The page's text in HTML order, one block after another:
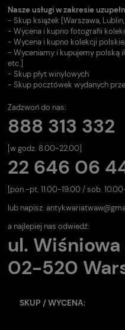
Nasze usługi w zakresie
- Skup książek [Warszawa,
- Wycena i kupno fotografii
- Wycena i kupno kolekcji
- Wyceniamy i kupujemy polską
etc.]
- Skup płyt winylowych
- Skup pocztówek wydanych
Zadzwoń do nas:
888 313 332
[w godz. 8.00-22.00]
22 646 06
[pon.-pt. 11.00-19.00 / sob.
lub napisz:
a najlepiej nas odwiedź:
ul. Wiśniowa
02-520
SKUP / WYCENA: